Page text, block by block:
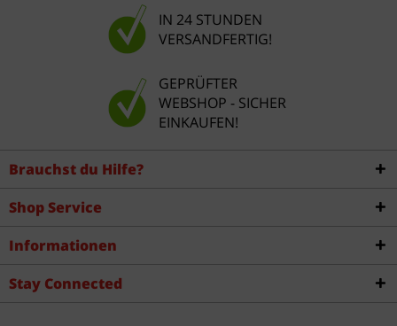
IN 24 STUNDEN
VERSANDFERTIG!
GEPRÜFTER
WEBSHOP - SICHER
EINKAUFEN!
Brauchst du Hilfe?
Shop Service
Informationen
Stay Connected